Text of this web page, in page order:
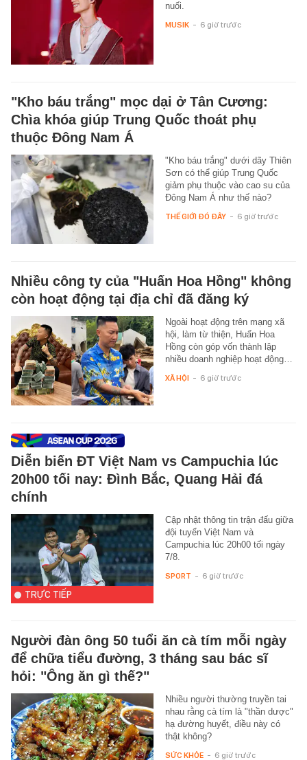
nuối.
MUSIK - 6 giờ trước
"Kho báu trắng" mọc dại ở Tân Cương:
Chìa khóa giúp Trung Quốc thoát phụ
thuộc Đông Nam Á
"Kho báu trắng" dưới dãy Thiên
Sơn có thể giúp Trung Quốc
giảm phụ thuộc vào cao su của
Đông Nam Á như thế nào?
THẾ GIỚI ĐÓ ĐÂY - 6 giờ trước
Nhiều công ty của "Huấn Hoa Hồng" không
còn hoạt động tại địa chỉ đã đăng ký
Ngoài hoạt động trên mạng xã
hội, làm từ thiện, Huấn Hoa
Hồng còn góp vốn thành lập
nhiều doanh nghiệp hoạt động…
XÃ HỘI - 6 giờ trước
Diễn biến ĐT Việt Nam vs Campuchia lúc
20h00 tối nay: Đình Bắc, Quang Hải đá
chính
TRỰC TIẾP
Cập nhật thông tin trận đấu giữa
đội tuyển Việt Nam và
Campuchia lúc 20h00 tối ngày
7/8.
SPORT - 6 giờ trước
Người đàn ông 50 tuổi ăn cà tím mỗi ngày
để chữa tiểu đường, 3 tháng sau bác sĩ
hỏi: "Ông ăn gì thế?"
Nhiều người thường truyền tai
nhau rằng cà tím là "thần dược"
hạ đường huyết, điều này có
thật không?
SỨC KHỎE - 6 giờ trước